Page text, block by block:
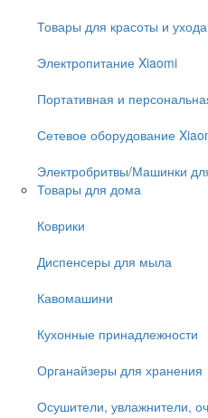
Товары для красоты и
Электропитание Xiaomi
Портативная и
Сетевое оборудование
Электробритвы/Машинки
Товары для дома
Коврики
Диспенсеры для мыла
Кавомашини
Кухонные принадлежности
Органайзеры для хранения
Осушители, увлажнители,